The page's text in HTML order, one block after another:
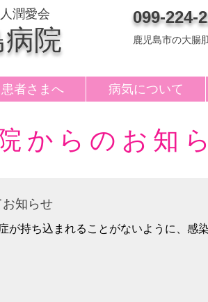
院
潤愛会 099-224-
鹿児島市の大腸
患者さまへ 病気について
からのお知
知らせ
が持ち込まれることがないように、感